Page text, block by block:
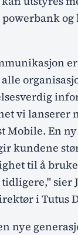
er
vi lanserer
Mobile. En
kundene
til å
sier
i Tutus
nye